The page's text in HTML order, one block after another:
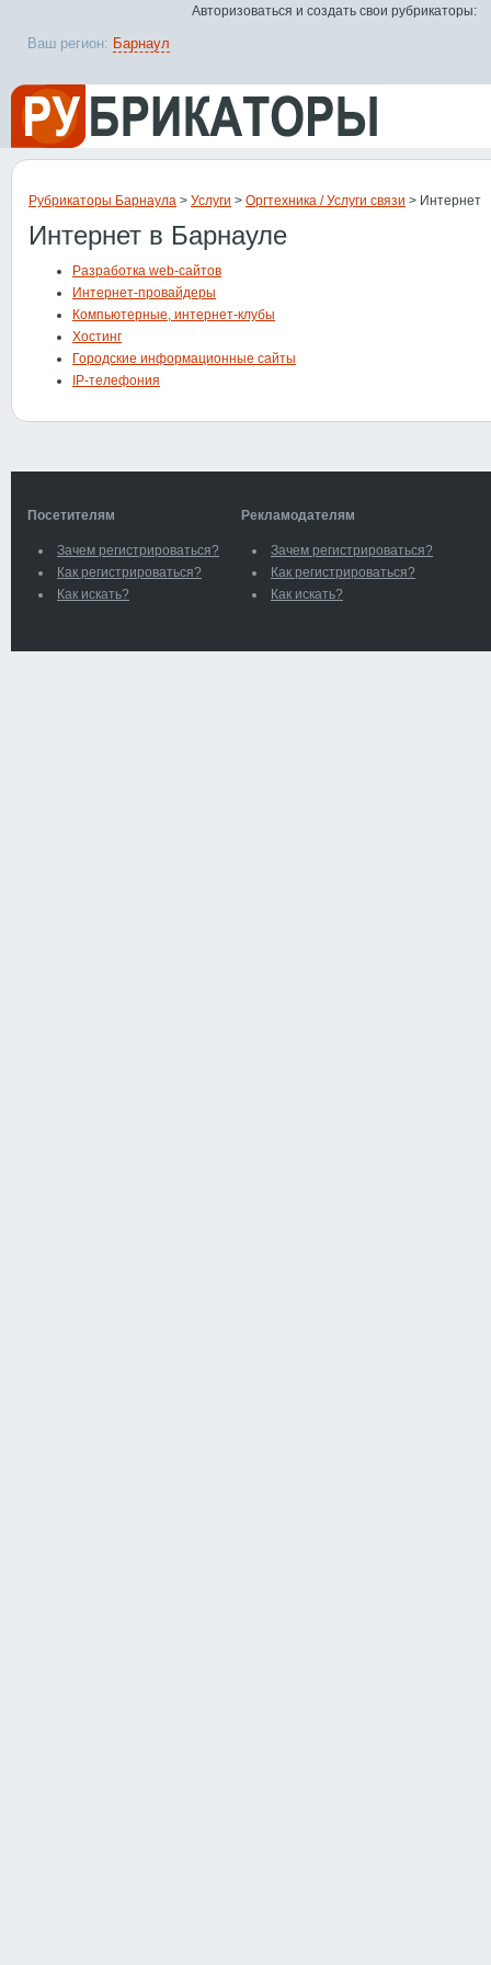
Рубрикаторы Барнаула > Услуги > Оргтехника / Услуги связи > Интернет
Интернет в Барнауле
Разработка web-сайтов
Интернет-провайдеры
Компьютерные, интернет-клубы
Хостинг
Городские информационные сайты
IP-телефония
Посетителям
Зачем регистрироваться?
Как регистрироваться?
Как искать?
Рекламодателям
Зачем регистрироваться?
Как регистрироваться?
Как искать?
Ваш регион: Барнаул
Авторизоваться и создать свои рубрикаторы: